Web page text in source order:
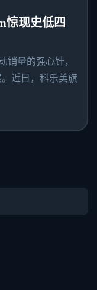
惊现史低四
销量的强心针，
近日，科乐美旗